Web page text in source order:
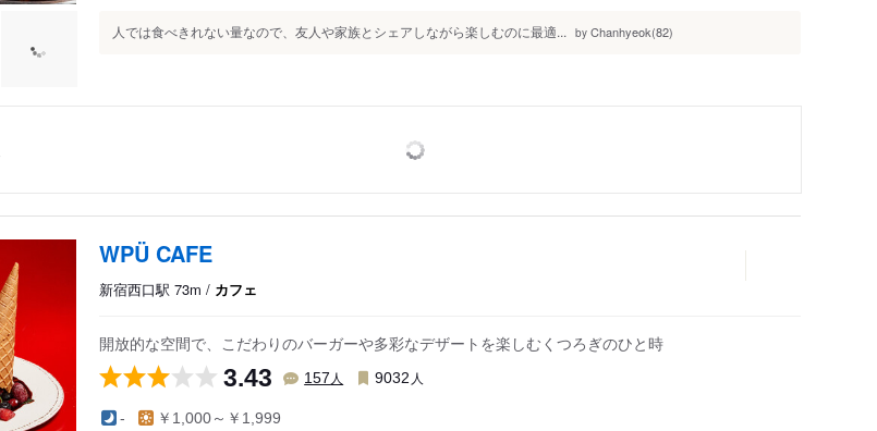
人では食べきれない量なので、友人や家族とシェアしながら楽しむのに最適... by Chanhyeok(82)
WPÜ CAFE
新宿西口駅 73m / カフェ
開放的な空間で、こだわりのバーガーや多彩なデザートを楽しむくつろぎのひと時
3.43 157 人 9032 人
- ￥1,000～￥1,999